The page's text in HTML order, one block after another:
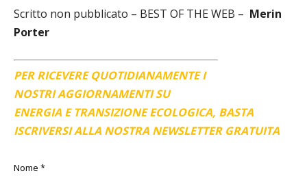
Scritto non pubblicato – BEST OF THE WEB – Merin
Porter
PER RICEVERE QUOTIDIANAMENTE I
NOSTRI AGGIORNAMENTI SU
ENERGIA E TRANSIZIONE ECOLOGICA, BASTA
ISCRIVERSI ALLA NOSTRA NEWSLETTER GRATUITA
Nome *